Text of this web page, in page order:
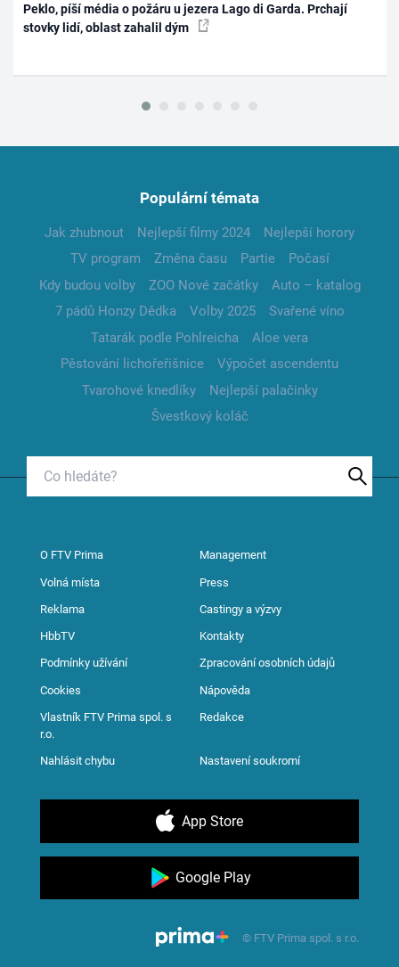
Peklo, píší média o požáru u jezera Lago di Garda. Prchají
stovky lidí, oblast zahalil dým
Populární témata
Jak zhubnout Nejlepší filmy 2024
Nejlepší horory
TV program
Změna času Partie
Počasí
Kdy budou volby
ZOO Nové začátky
Auto – katalog
7 pádů Honzy Dědka
Volby 2025
Svařené víno
Tatarák podle Pohlreicha
Aloe vera
Pěstování lichořeřišnice
Výpočet ascendentu
Tvarohové knedlíky
Nejlepší palačinky
Švestkový koláč
O FTV Prima Management
Volná místa Press
Reklama Castingy a výzvy
HbbTV Kontakty
Podmínky užívání Zpracování osobních údajů
Cookies Nápověda
Vlastník FTV Prima spol. s
r.o.
Redakce
Nahlásit chybu Nastavení soukromí
App Store
Google Play
© FTV Prima spol. s r.o.